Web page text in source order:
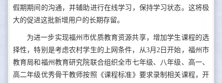
假期期间的沟通，并辅助进行在线学习，保持学习状态。这将极
大的促进这批新增用户的长期存留。
为进一步实现福州市优质教育资源共享，增加学生课程的选
择性，特别是考虑农村学生的上网条件，从3月2日开始，福州市
教育局和福州教育研究院联合组织全市七年级、八年级、高一、
高二年级优秀骨干教师按照《课程标准》要求录制相关课程，开